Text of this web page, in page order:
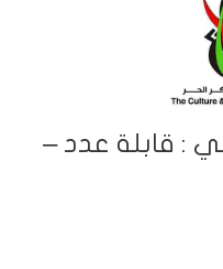
: قابلة عدد –